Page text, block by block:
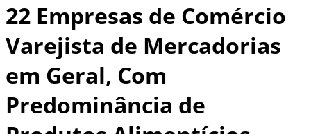
22 Empresas de Comércio
Varejista de Mercadorias
em Geral, Com
Predominância de